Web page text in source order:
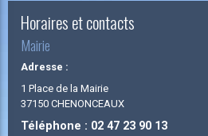
Horaires et contacts
Mairie
Adresse :
1 Place de la Mairie
37150 CHENONCEAUX
Téléphone : 02 47 23 90 13